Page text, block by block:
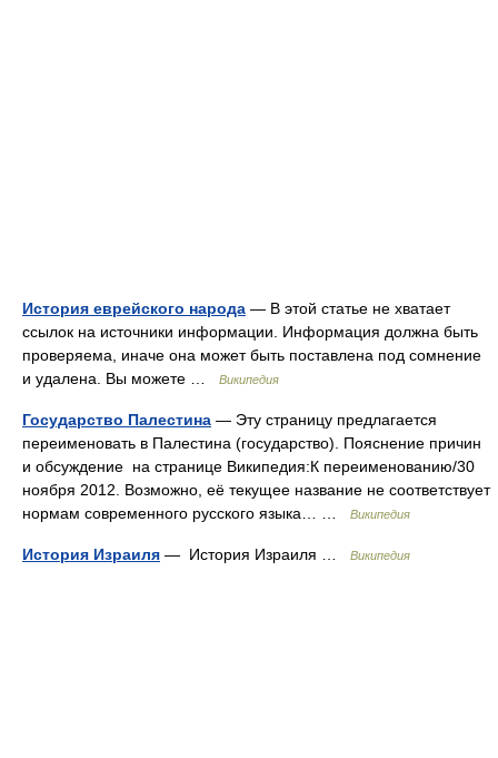
История еврейского народа — В этой статье не хватает
ссылок на источники информации. Информация должна быть
проверяема, иначе она может быть поставлена под сомнение
и удалена. Вы можете …
Википедия
Государство Палестина — Эту страницу предлагается
переименовать в Палестина (государство). Пояснение причин
и обсуждение на странице Википедия:К переименованию/30
ноября 2012. Возможно, её текущее название не соответствует
нормам современного русского языка… …
Википедия
История Израиля — История Израиля … Википедия